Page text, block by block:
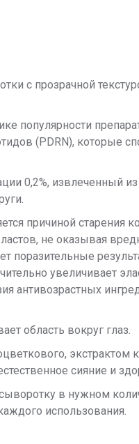
с прозрачной
популярности
(PDRN), которые
0,2%, извлеченный
причиной старения
не оказывая
поразительные
увеличивает
область вокруг глаз.
экстрактом
сияние и
в нужном
использования.